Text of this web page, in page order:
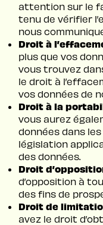
attention sur le
tenu de vérifier
nous
Droit à
plus que vos
vous trouvez
le droit à
vos données de
Droit à la
vous aurez
données dans
législation
des données.
Droit
d’opposition à
des fins de
Droit de
avez le droit